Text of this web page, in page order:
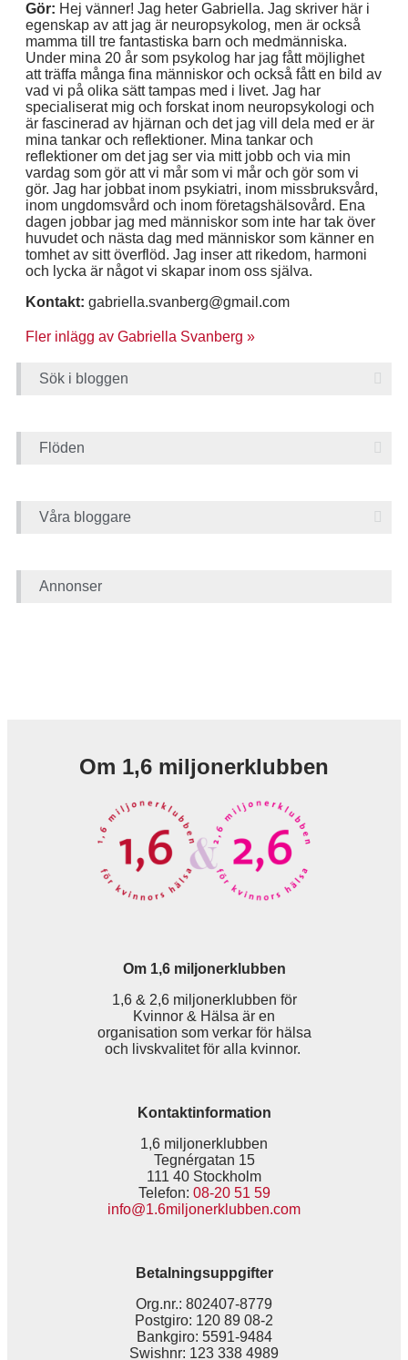
Gör: Hej vänner! Jag heter Gabriella. Jag skriver här i
egenskap av att jag är neuropsykolog, men är också
mamma till tre fantastiska barn och medmänniska.
Under mina 20 år som psykolog har jag fått möjlighet
att träffa många fina människor och också fått en bild av
vad vi på olika sätt tampas med i livet. Jag har
specialiserat mig och forskat inom neuropsykologi och
är fascinerad av hjärnan och det jag vill dela med er är
mina tankar och reflektioner. Mina tankar och
reflektioner om det jag ser via mitt jobb och via min
vardag som gör att vi mår som vi mår och gör som vi
gör. Jag har jobbat inom psykiatri, inom missbruksvård,
inom ungdomsvård och inom företagshälsovård. Ena
dagen jobbar jag med människor som inte har tak över
huvudet och nästa dag med människor som känner en
tomhet av sitt överflöd. Jag inser att rikedom, harmoni
och lycka är något vi skapar inom oss själva.
Kontakt: gabriella.svanberg@gmail.com
Fler inlägg av Gabriella Svanberg »
Sök i bloggen
Flöden
Våra bloggare
Annonser
Om 1,6 miljonerklubben
Om 1,6 miljonerklubben
1,6 & 2,6 miljonerklubben för
Kvinnor & Hälsa är en
organisation som verkar för hälsa
och livskvalitet för alla kvinnor.
Kontaktinformation
1,6 miljonerklubben
Tegnérgatan 15
111 40 Stockholm
Telefon: 08-20 51 59
info@1.6miljonerklubben.com
Betalningsuppgifter
Org.nr.: 802407-8779
Postgiro: 120 89 08-2
Bankgiro: 5591-9484
Swishnr: 123 338 4989